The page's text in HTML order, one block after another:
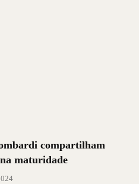
compartilham
maturidade